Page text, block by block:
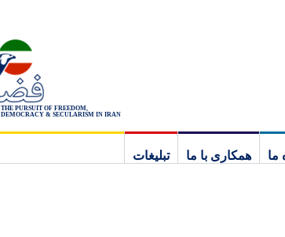
THE PURSUIT OF FREEDOM,
DEMOCRACY & SECULARISM IN IRAN
ما همکاری با ما
تبلیغات